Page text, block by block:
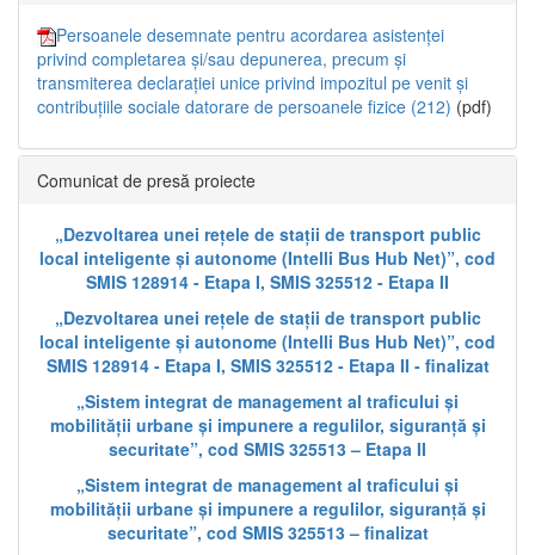
Persoanele desemnate pentru acordarea asistenței
privind completarea și/sau depunerea, precum și
transmiterea declarației unice privind impozitul pe venit și
contribuțiile sociale datorare de persoanele fizice (212) (pdf)
Comunicat de presă proiecte
„Dezvoltarea unei rețele de stații de transport public
local inteligente și autonome (Intelli Bus Hub Net)”, cod
SMIS 128914 - Etapa I, SMIS 325512 - Etapa II
„Dezvoltarea unei rețele de stații de transport public
local inteligente și autonome (Intelli Bus Hub Net)”, cod
SMIS 128914 - Etapa I, SMIS 325512 - Etapa II - finalizat
„Sistem integrat de management al traficului și
mobilității urbane și impunere a regulilor, siguranță și
securitate”, cod SMIS 325513 – Etapa II
„Sistem integrat de management al traficului și
mobilității urbane și impunere a regulilor, siguranță și
securitate”, cod SMIS 325513 – finalizat